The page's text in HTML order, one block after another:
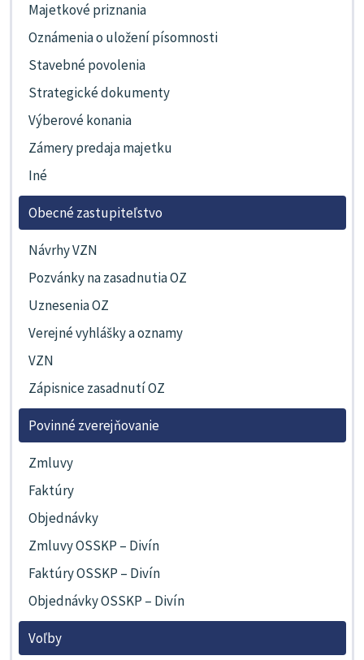
Majetkové priznania
Oznámenia o uložení písomnosti
Stavebné povolenia
Strategické dokumenty
Výberové konania
Zámery predaja majetku
Iné
Obecné zastupiteľstvo
Návrhy VZN
Pozvánky na zasadnutia OZ
Uznesenia OZ
Verejné vyhlášky a oznamy
VZN
Zápisnice zasadnutí OZ
Povinné zverejňovanie
Zmluvy
Faktúry
Objednávky
Zmluvy OSSKP – Divín
Faktúry OSSKP – Divín
Objednávky OSSKP – Divín
Voľby